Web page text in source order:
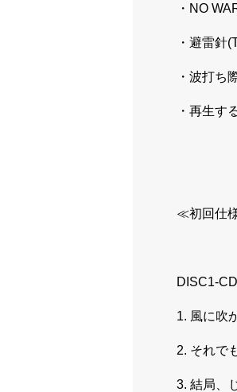
・NO
・避雷針
・波打ち
・再生す
≪初回仕
DISC1-
1. 風に吹
2. それで
3. 結局、